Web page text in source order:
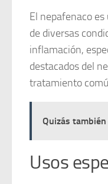
El nepafenaco es
de diversas
inflamación,
destacados del
tratamiento
Quizás
Usos